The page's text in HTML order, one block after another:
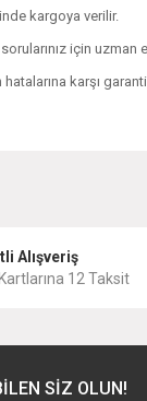
kargoya verilir.
için
karşı garanti
kalitesiz, bozuk veya
sitelerden daha
Alışveriş
12 Taksit
SİZ OLUN!